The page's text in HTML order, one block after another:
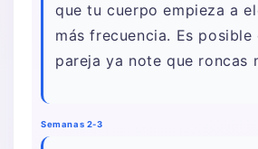
que tu cuerpo empieza a
más frecuencia. Es posible
pareja ya note que roncas
Semanas 2-3